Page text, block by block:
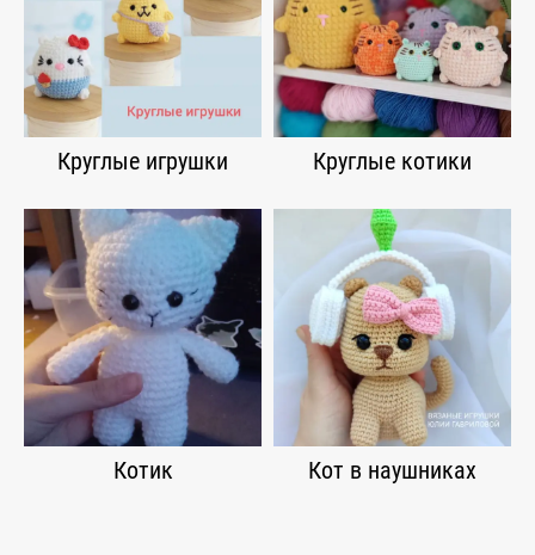
Круглые игрушки Круглые котики
Котик Кот в наушниках